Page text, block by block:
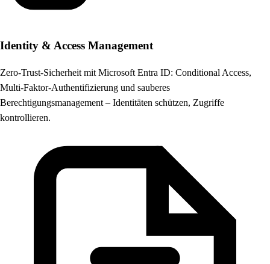
Identity & Access Management
Zero-Trust-Sicherheit mit Microsoft Entra ID: Conditional Access,
Multi-Faktor-Authentifizierung und sauberes
Berechtigungsmanagement – Identitäten schützen, Zugriffe
kontrollieren.